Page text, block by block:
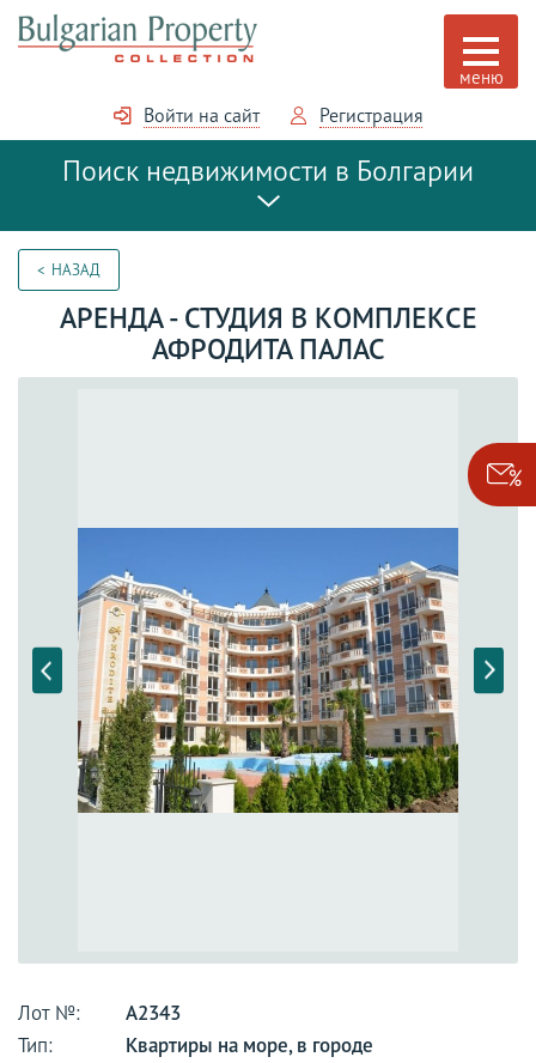
Войти на сайт Регистрация
Поиск недвижимости в Болгарии
НАЗАД
АРЕНДА - СТУДИЯ В КОМПЛЕКСЕ
АФРОДИТА ПАЛАС
Лот №:
А2343
Тип:
Квартиры на море, в городе